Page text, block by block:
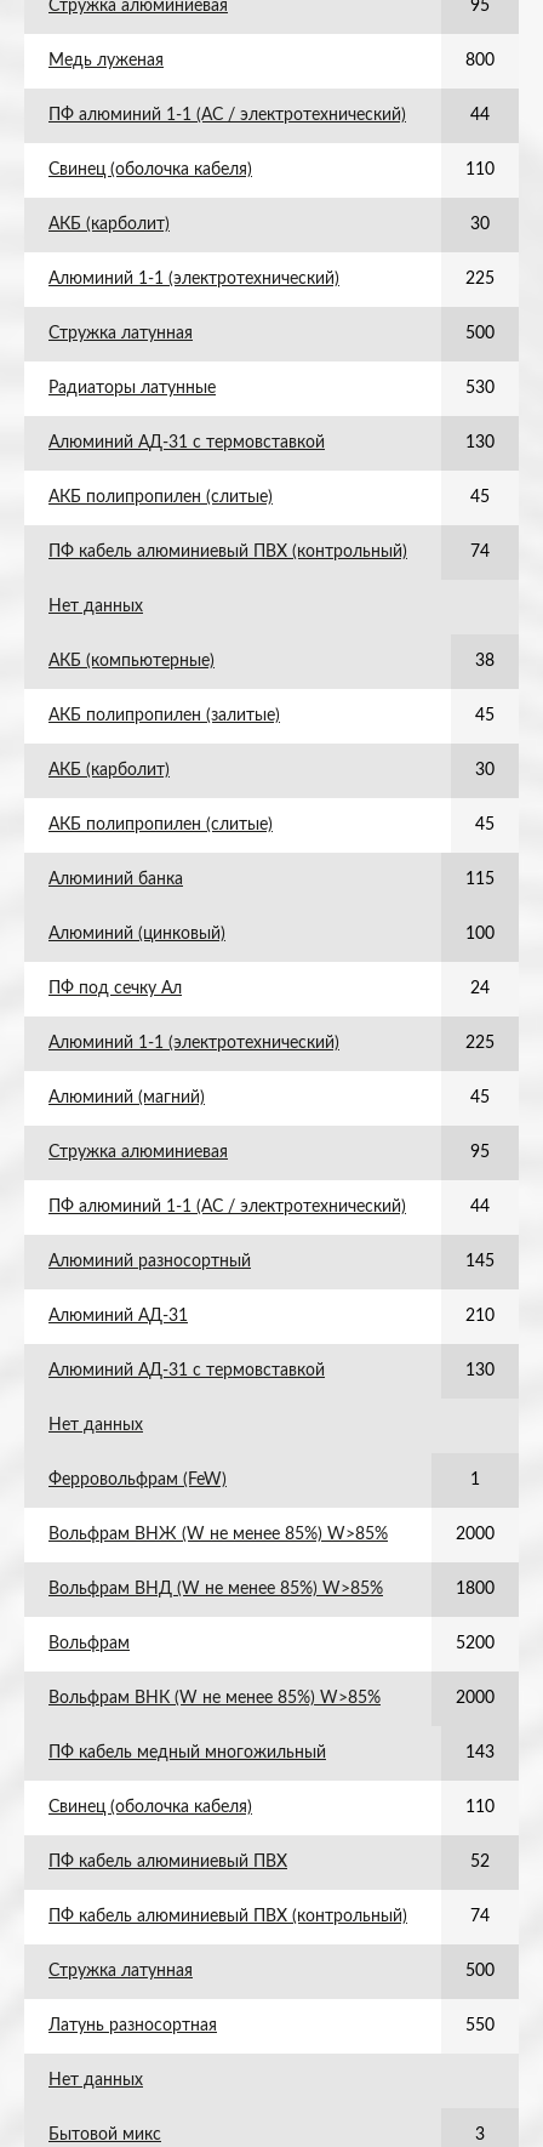
Стружка алюминиевая 95
Медь луженая 800
ПФ алюминий 1-1 (АС / электротехнический) 44
Свинец (оболочка кабеля) 110
АКБ (карболит) 30
Алюминий 1-1 (электротехнический) 225
Стружка латунная 500
Радиаторы латунные 530
Алюминий АД-31 с термовставкой 130
АКБ полипропилен (слитые) 45
ПФ кабель алюминиевый ПВХ (контрольный) 74
Нет данных
АКБ (компьютерные) 38
АКБ полипропилен (залитые) 45
АКБ (карболит) 30
АКБ полипропилен (слитые) 45
Алюминий банка 115
Алюминий (цинковый) 100
ПФ под сечку Ал 24
Алюминий 1-1 (электротехнический) 225
Алюминий (магний) 45
Стружка алюминиевая 95
ПФ алюминий 1-1 (АС / электротехнический) 44
Алюминий разносортный 145
Алюминий АД-31 210
Алюминий АД-31 с термовставкой 130
Нет данных
Ферровольфрам (FeW) 1
Вольфрам ВНЖ (W не менее 85%) W>85% 2000
Вольфрам ВНД (W не менее 85%) W>85% 1800
Вольфрам 5200
Вольфрам ВНК (W не менее 85%) W>85% 2000
ПФ кабель медный многожильный 143
Свинец (оболочка кабеля) 110
ПФ кабель алюминиевый ПВХ 52
ПФ кабель алюминиевый ПВХ (контрольный) 74
Стружка латунная 500
Латунь разносортная 550
Нет данных
Бытовой микс 3